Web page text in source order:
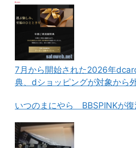
7月から開始された2026年
典、dショッピングが対象から
いつのまにやら BBSPINKが復